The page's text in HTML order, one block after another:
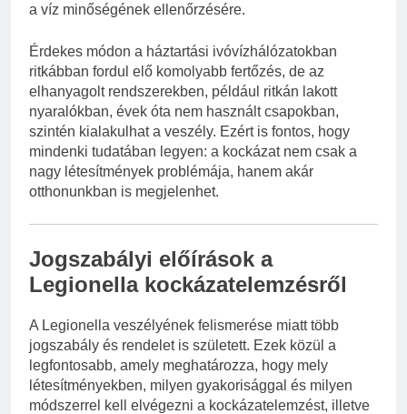
a víz minőségének ellenőrzésére.
Érdekes módon a háztartási ivóvízhálózatokban
ritkábban fordul elő komolyabb fertőzés, de az
elhanyagolt rendszerekben, például ritkán lakott
nyaralókban, évek óta nem használt csapokban,
szintén kialakulhat a veszély. Ezért is fontos, hogy
mindenki tudatában legyen: a kockázat nem csak a
nagy létesítmények problémája, hanem akár
otthonunkban is megjelenhet.
Jogszabályi előírások a
Legionella kockázatelemzésről
A Legionella veszélyének felismerése miatt több
jogszabály és rendelet is született. Ezek közül a
legfontosabb, amely meghatározza, hogy mely
létesítményekben, milyen gyakorisággal és milyen
módszerrel kell elvégezni a kockázatelemzést, illetve